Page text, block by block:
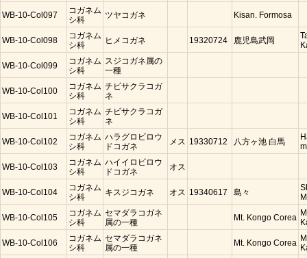
WB-10-Col097
コガネム
シ科
ツヤコガネ Kisan. Formosa
WB-10-Col098
コガネム
シ科
ヒメコガネ 19320724 鹿児島武岡
WB-10-Col099
コガネム
シ科
スジコガネ属の
一種
WB-10-Col100
コガネム
シ科
チビサクラコガ
ネ
WB-10-Col101
コガネム
シ科
チビサクラコガ
ネ
WB-10-Col102
コガネム
シ科
ハラグロビロウ
ドコガネ
メス 19330712 八方ヶ池 白馬
WB-10-Col103
コガネム
シ科
ハイイロビロウ
ドコガネ
オス
WB-10-Col104
コガネム
シ科
キスジコガネ オス 19340617 島々
WB-10-Col105
コガネム
シ科
セマダラコガネ
属の一種
Mt. Kongo Corea
WB-10-Col106
コガネム
シ科
セマダラコガネ
属の一種
Mt. Kongo Corea